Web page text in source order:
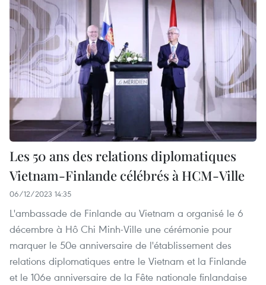
Les 50 ans des relations diplomatiques
Vietnam-Finlande célébrés à HCM-Ville
06/12/2023 14:35
L'ambassade de Finlande au Vietnam a organisé le 6
décembre à Hô Chi Minh-Ville une cérémonie pour
marquer le 50e anniversaire de l'établissement des
relations diplomatiques entre le Vietnam et la Finlande
et le 106e anniversaire de la Fête nationale finlandaise